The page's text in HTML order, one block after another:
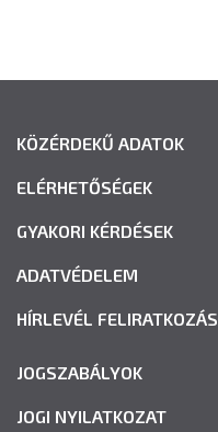
KÖZÉRDEKŰ ADATOK
ELÉRHETŐSÉGEK
GYAKORI KÉRDÉSEK
ADATVÉDELEM
HÍRLEVÉL FELIRATKOZÁS
JOGSZABÁLYOK
JOGI NYILATKOZAT